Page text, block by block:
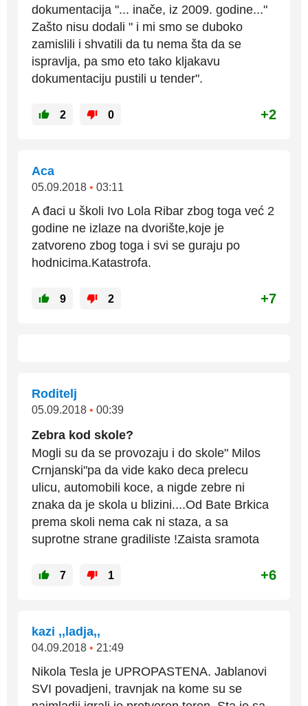
dokumentacija "... inače, iz 2009. godine..."
Zašto nisu dodali " i mi smo se duboko
zamislili i shvatili da tu nema šta da se
ispravlja, pa smo eto tako kljakavu
dokumentaciju pustili u tender".
2 0 +2
Aca
05.09.2018 • 03:11
A đaci u školi Ivo Lola Ribar zbog toga već 2
godine ne izlaze na dvorište,koje je
zatvoreno zbog toga i svi se guraju po
hodnicima.Katastrofa.
9 2 +7
Roditelj
05.09.2018 • 00:39
Zebra kod skole?
Mogli su da se provozaju i do skole" Milos
Crnjanski"pa da vide kako deca prelecu
ulicu, automobili koce, a nigde zebre ni
znaka da je skola u blizini....Od Bate Brkica
prema skoli nema cak ni staza, a sa
suprotne strane gradiliste !Zaista sramota
7 1 +6
kazi ,,ladja,,
04.09.2018 • 21:49
Nikola Tesla je UPROPASTENA. Jablanovi
SVI povadjeni, travnjak na kome su se